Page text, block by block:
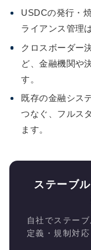
USDCの発行・
ライアンス管理
クロスボーダー
ど、金融機関や
す。
既存の金融シス
つなぐ、フルス
ます。
ステーブ
自社でステー
定義・規制対